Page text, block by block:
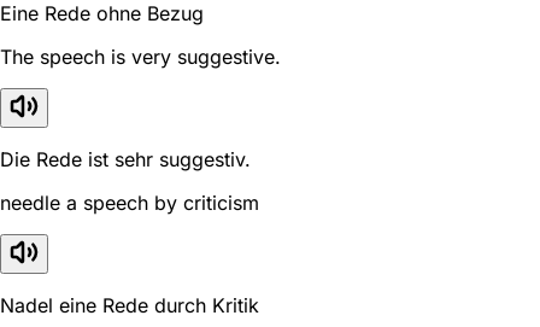
Eine Rede ohne Bezug
The speech is very suggestive.
Die Rede ist sehr suggestiv.
needle a speech by criticism
Nadel eine Rede durch Kritik